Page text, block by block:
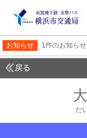
お知らせ 1件のお知ら
戻る
だ